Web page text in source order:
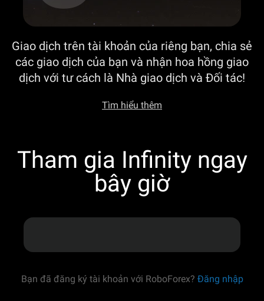
Giao dịch trên tài khoản của riêng bạn, chia sẻ
các giao dịch của bạn và nhận hoa hồng giao
dịch với tư cách là Nhà giao dịch và Đối tác!
Tìm hiểu thêm
Tham gia Infinity ngay
bây giờ
Bạn đã đăng ký tài khoản với RoboForex? Đăng nhập